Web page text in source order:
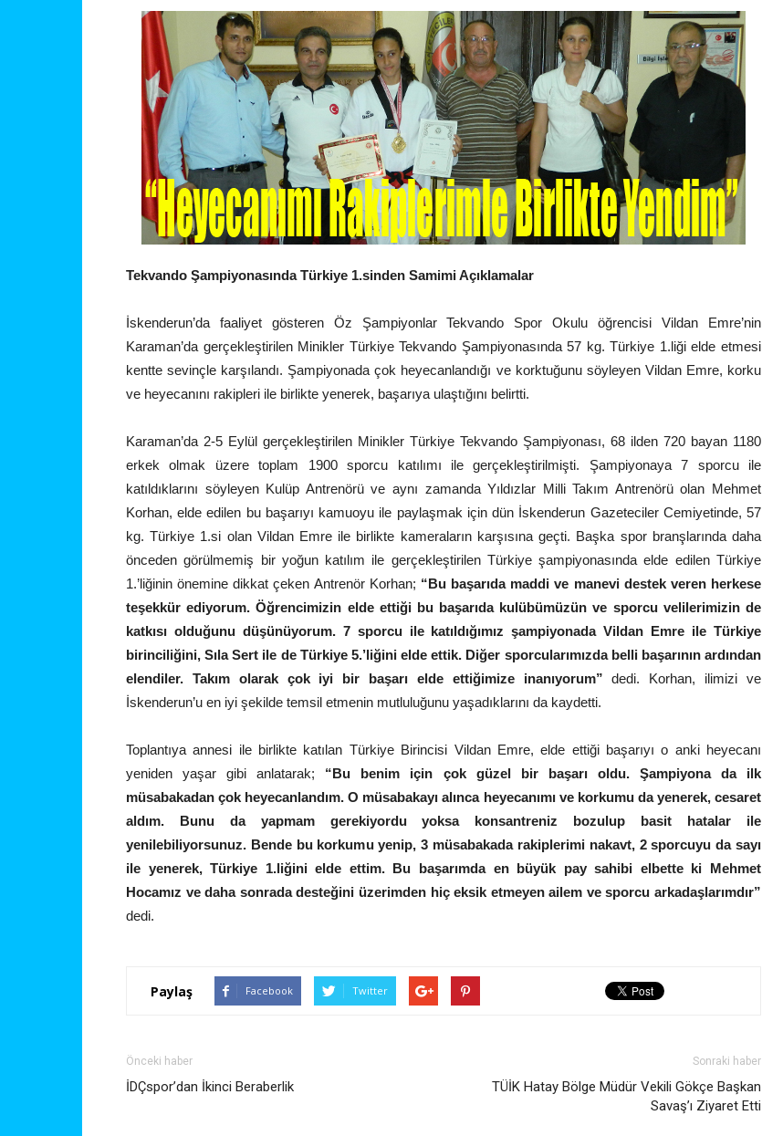
Tekvando Şampiyonasında Türkiye 1.sinden Samimi Açıklamalar
İskenderun’da faaliyet gösteren Öz Şampiyonlar Tekvando Spor Okulu öğrencisi Vildan Emre’nin
Karaman’da gerçekleştirilen Minikler Türkiye Tekvando Şampiyonasında 57 kg. Türkiye 1.liği elde etmesi
kentte sevinçle karşılandı. Şampiyonada çok heyecanlandığı ve korktuğunu söyleyen Vildan Emre, korku
ve heyecanını rakipleri ile birlikte yenerek, başarıya ulaştığını belirtti.
Karaman’da 2-5 Eylül gerçekleştirilen Minikler Türkiye Tekvando Şampiyonası, 68 ilden 720 bayan 1180
erkek olmak üzere toplam 1900 sporcu katılımı ile gerçekleştirilmişti. Şampiyonaya 7 sporcu ile
katıldıklarını söyleyen Kulüp Antrenörü ve aynı zamanda Yıldızlar Milli Takım Antrenörü olan Mehmet
Korhan, elde edilen bu başarıyı kamuoyu ile paylaşmak için dün İskenderun Gazeteciler Cemiyetinde, 57
kg. Türkiye 1.si olan Vildan Emre ile birlikte kameraların karşısına geçti. Başka spor branşlarında daha
önceden görülmemiş bir yoğun katılım ile gerçekleştirilen Türkiye şampiyonasında elde edilen Türkiye
1.’liğinin önemine dikkat çeken Antrenör Korhan; “Bu başarıda maddi ve manevi destek veren herkese
teşekkür ediyorum. Öğrencimizin elde ettiği bu başarıda kulübümüzün ve sporcu velilerimizin de
katkısı olduğunu düşünüyorum. 7 sporcu ile katıldığımız şampiyonada Vildan Emre ile Türkiye
birinciliğini, Sıla Sert ile de Türkiye 5.’liğini elde ettik. Diğer sporcularımızda belli başarının ardından
elendiler. Takım olarak çok iyi bir başarı elde ettiğimize inanıyorum” dedi. Korhan, ilimizi ve
İskenderun’u en iyi şekilde temsil etmenin mutluluğunu yaşadıklarını da kaydetti.
Toplantıya annesi ile birlikte katılan Türkiye Birincisi Vildan Emre, elde ettiği başarıyı o anki heyecanı
yeniden yaşar gibi anlatarak; “Bu benim için çok güzel bir başarı oldu. Şampiyona da ilk
müsabakadan çok heyecanlandım. O müsabakayı alınca heyecanımı ve korkumu da yenerek, cesaret
aldım. Bunu da yapmam gerekiyordu yoksa konsantreniz bozulup basit hatalar ile
yenilebiliyorsunuz. Bende bu korkumu yenip, 3 müsabakada rakiplerimi nakavt, 2 sporcuyu da sayı
ile yenerek, Türkiye 1.liğini elde ettim. Bu başarımda en büyük pay sahibi elbette ki Mehmet
Hocamız ve daha sonrada desteğini üzerimden hiç eksik etmeyen ailem ve sporcu arkadaşlarımdır”
dedi.
Paylaş Facebook Twitter
Önceki haber
İDÇspor’dan İkinci Beraberlik
Sonraki haber
TÜİK Hatay Bölge Müdür Vekili Gökçe Başkan
Savaş’ı Ziyaret Etti